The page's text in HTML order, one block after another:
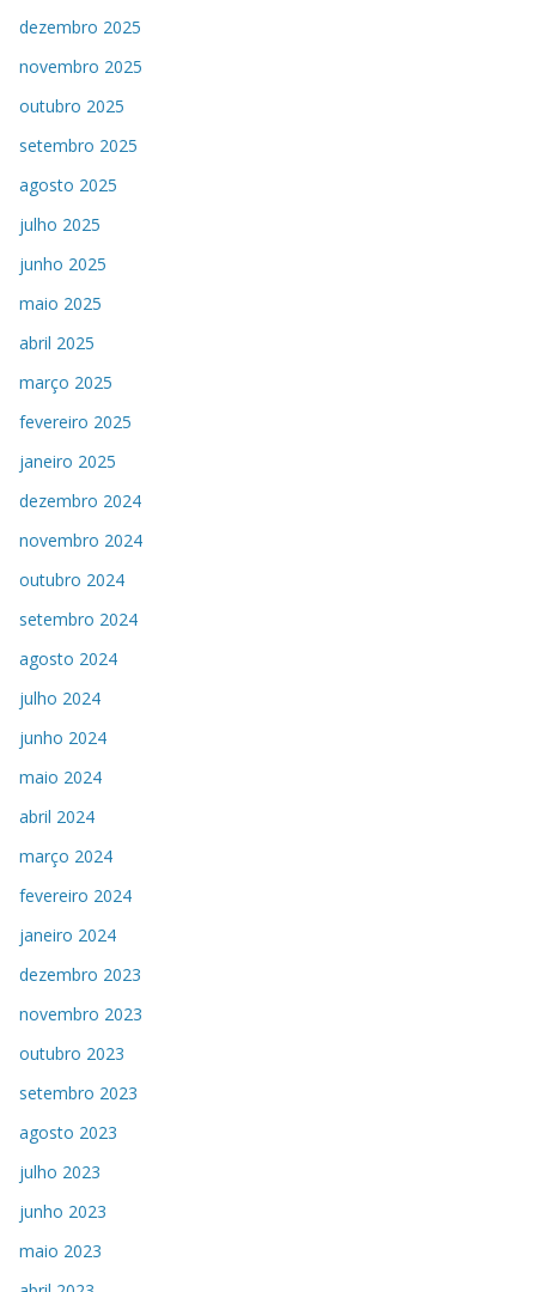
dezembro 2025
novembro 2025
outubro 2025
setembro 2025
agosto 2025
julho 2025
junho 2025
maio 2025
abril 2025
março 2025
fevereiro 2025
janeiro 2025
dezembro 2024
novembro 2024
outubro 2024
setembro 2024
agosto 2024
julho 2024
junho 2024
maio 2024
abril 2024
março 2024
fevereiro 2024
janeiro 2024
dezembro 2023
novembro 2023
outubro 2023
setembro 2023
agosto 2023
julho 2023
junho 2023
maio 2023